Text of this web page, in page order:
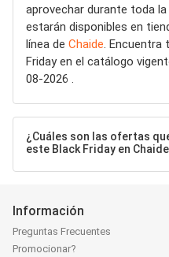
aprovechar durante toda
estarán disponibles en
línea de Chaide. Encuentra
Friday en el catálogo
08-2026 .
¿Cuáles son las ofertas
este Black Friday en
Información
Preguntas Frecuentes
Promocionar?